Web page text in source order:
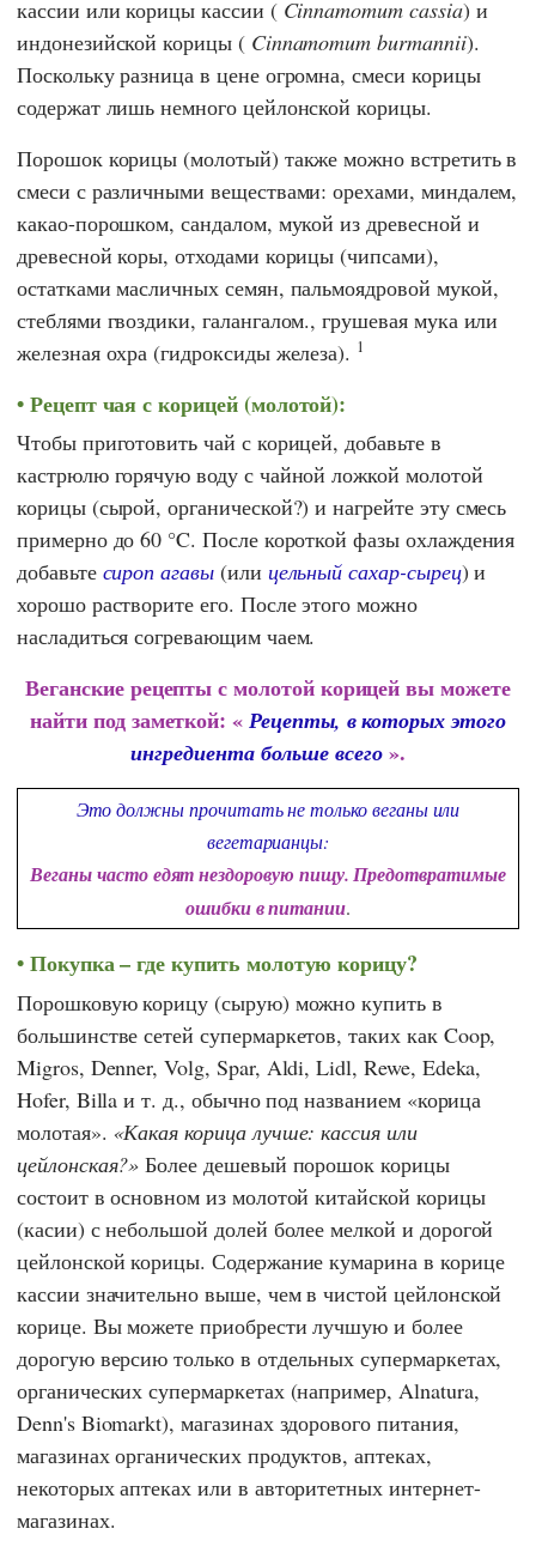
кассии или корицы кассии ( Cinnamomum cassia) и
индонезийской корицы ( Cinnamomum burmannii).
Поскольку разница в цене огромна, смеси корицы
содержат лишь немного цейлонской корицы.
Порошок корицы (молотый) также можно встретить в
смеси с различными веществами: орехами, миндалем,
какао-порошком, сандалом, мукой из древесной и
древесной коры, отходами корицы (чипсами),
остатками масличных семян, пальмоядровой мукой,
стеблями гвоздики, галангалом., грушевая мука или
железная охра (гидроксиды железа). 1
Рецепт чая с корицей (молотой):
Чтобы приготовить чай с корицей, добавьте в
кастрюлю горячую воду с чайной ложкой молотой
корицы (сырой, органической?) и нагрейте эту смесь
примерно до 60 °C. После короткой фазы охлаждения
добавьте сироп агавы(или цельный сахар-сырец) и
хорошо растворите его. После этого можно
насладиться согревающим чаем.
Веганские рецепты с молотой корицей вы можете
найти под заметкой: «Рецепты, в которых этого
ингредиента больше всего».
Это должны прочитать не только веганы или
вегетарианцы:
Веганы часто едят нездоровую пищу. Предотвратимые
ошибки в питании.
Покупка – где купить молотую корицу?
Порошковую корицу (сырую) можно купить в
большинстве сетей супермаркетов, таких как Coop,
Migros, Denner,Volg, Spar, Aldi,Lidl, Rewe, Edeka,
Hofer, Billa и т. д., обычно под названием «корица
молотая».
Какая корица лучше: кассия или
цейлонская? Более дешевый порошок корицы
состоит в основном из молотой китайской корицы
(касии) с небольшой долей более мелкой и дорогой
цейлонской корицы. Содержание кумарина в корице
кассии значительно выше, чем в чистой цейлонской
корице. Вы можете приобрести лучшую и более
дорогую версию только в отдельных супермаркетах,
органических супермаркетах (например, Alnatura,
Denn's Biomarkt), магазинах здорового питания,
магазинах органических продуктов, аптеках,
некоторых аптеках или в авторитетных интернет-
магазинах.